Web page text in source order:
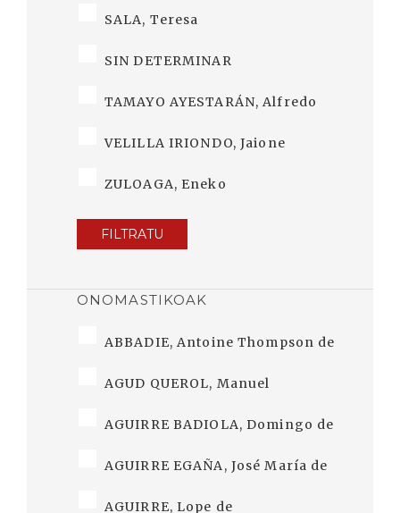
SALA, Teresa
SIN DETERMINAR
TAMAYO AYESTARÁN, Alfredo
VELILLA IRIONDO, Jaione
ZULOAGA, Eneko
FILTRATU
ONOMASTIKOAK
ABBADIE, Antoine Thompson de
AGUD QUEROL, Manuel
AGUIRRE BADIOLA, Domingo de
AGUIRRE EGAÑA, José María de
AGUIRRE, Lope de